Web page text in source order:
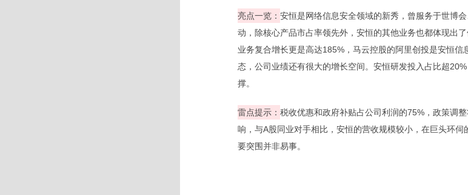
亮点一览： 安恒是网络信息安全领域的新秀，曾服务于世博
动，除核心产品市占率领先外，安恒的其他业务也都体现出
业务复合增长更是高达185%，马云控股的阿里创投是安恒信
态，公司业绩还有很大的增长空间。安恒研发投入占比超
撑。
雷点提示： 税收优惠和政府补贴占公司利润的75%，政策调
响，与A股同业对手相比，安恒的营收规模较小，在巨头环伺
要突围并非易事。